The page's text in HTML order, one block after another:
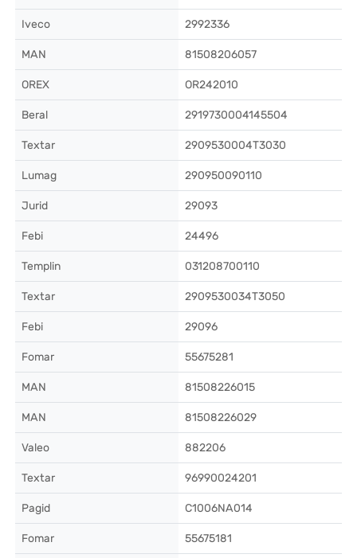
Iveco 2992336
MAN 81508206057
OREX OR242010
Beral 2919730004145504
Textar 2909530004T3030
Lumag 290950090110
Jurid 29093
Febi 24496
Templin 031208700110
Textar 2909530034T3050
Febi 29096
Fomar 55675281
MAN 81508226015
MAN 81508226029
Valeo 882206
Textar 96990024201
Pagid C1006NA014
Fomar 55675181